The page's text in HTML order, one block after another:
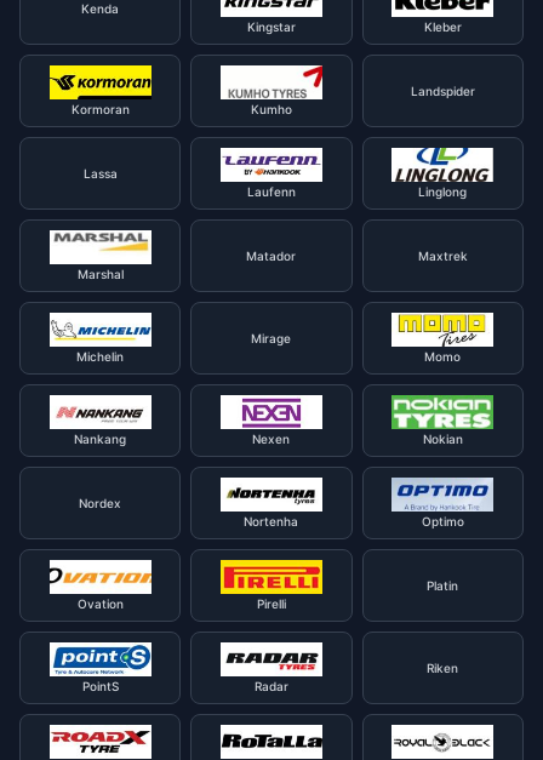
Kenda
Kingstar
Kleber
Kormoran Kumho
Landspider
Lassa
Laufenn
Linglong
Marshal
Matador Maxtrek
Michelin
Mirage
Momo
Nankang Nexen Nokian
Nordex
Nortenha
Optimo
Ovation Pirelli
Platin
PointS Radar
Riken